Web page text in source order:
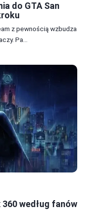
do GTA San
z pewnością wzbudza
Pa...
360 według fanów